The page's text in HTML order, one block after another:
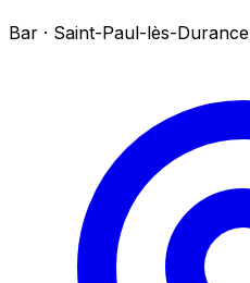
Bar · Saint-Paul-lès-Durance